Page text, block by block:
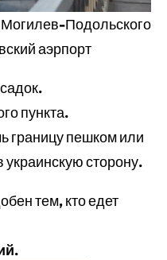
Могилев-Подольского
аэрпорт
пункта.
границу пешком или
украинскую сторону.
тем, кто едет
.